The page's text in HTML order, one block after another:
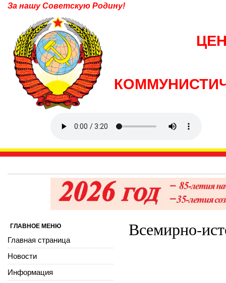
За нашу Советскую Родину!
Всемирно-
ГЛАВНОЕ МЕНЮ
Главная страница
Новости
Информация